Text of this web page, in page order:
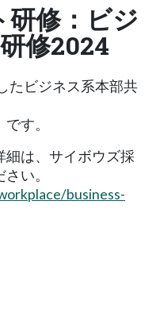
修：ビジ
修2024
たビジネス系本部共
す。
細は、サイボウズ採
い。
business-